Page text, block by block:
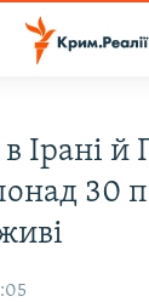
Ірані й
30